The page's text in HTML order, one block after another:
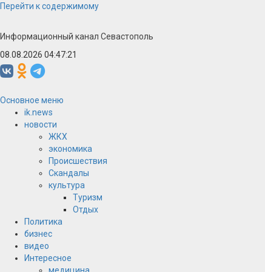
Перейти к содержимому
Информационный канал Севастополь
08.08.2026 04:47:22
Основное меню
ik.news
новости
ЖКХ
экономика
Происшествия
Скандалы
культура
Туризм
Отдых
Политика
бизнес
видео
Интересное